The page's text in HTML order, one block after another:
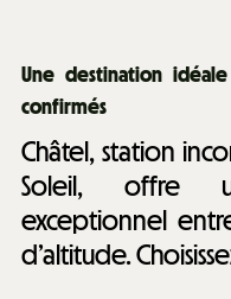
Une destination
confirmés
Châtel, station
Soleil, offre
exceptionnel
d’altitude.